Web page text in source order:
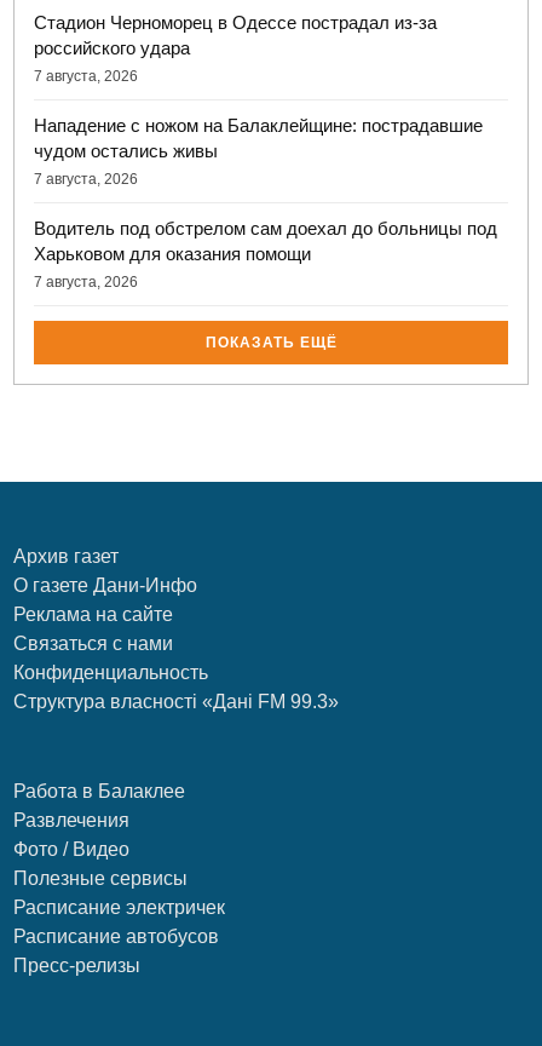
Стадион Черноморец в Одессе пострадал из-за
российского удара
7 августа, 2026
Нападение с ножом на Балаклейщине: пострадавшие
чудом остались живы
7 августа, 2026
Водитель под обстрелом сам доехал до больницы под
Харьковом для оказания помощи
7 августа, 2026
ПОКАЗАТЬ ЕЩЁ
Архив газет
О газете Дани-Инфо
Реклама на сайте
Связаться с нами
Конфиденциальность
Структура власності «Дані FM 99.3»
Работа в Балаклее
Развлечения
Фото / Видео
Полезные сервисы
Расписание электричек
Расписание автобусов
Пресс-релизы